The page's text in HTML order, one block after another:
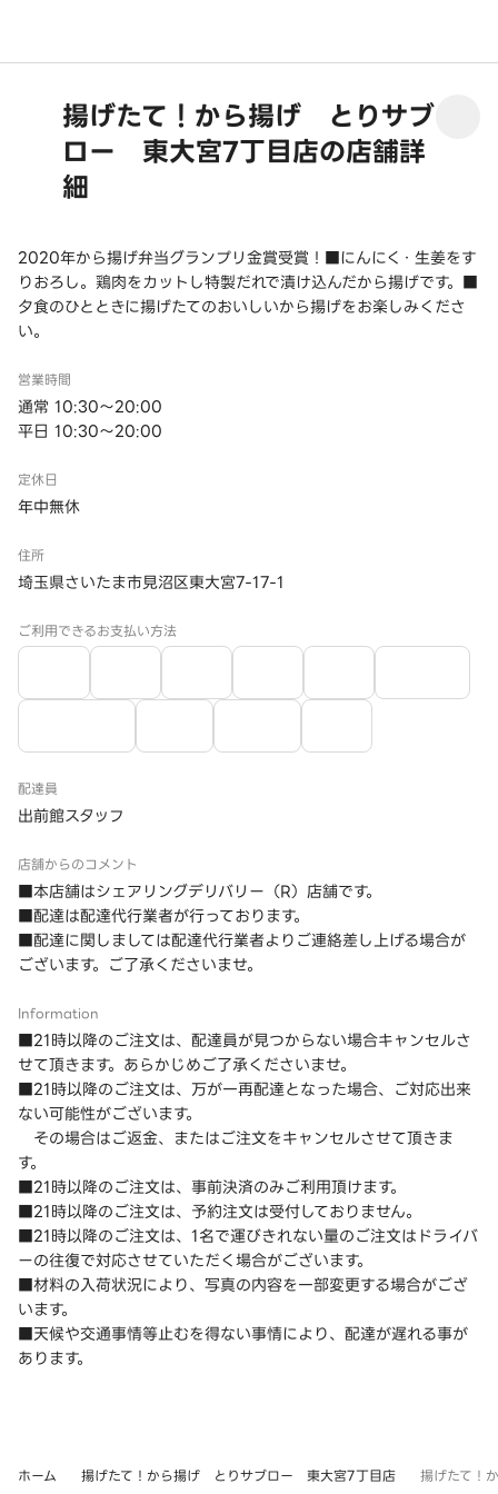
揚げたて！から揚げ とりサブ
ロー 東大宮7丁目店の店舗詳
細
2020年から揚げ弁当グランプリ金賞受賞！■にんにく・生姜をす
りおろし。鶏肉をカットし特製だれで漬け込んだから揚げです。■
夕食のひとときに揚げたてのおいしいから揚げをお楽しみくださ
い。
営業時間
通常 10:30～20:00
平日 10:30～20:00
定休日
年中無休
住所
埼玉県さいたま市見沼区東大宮7-17-1
ご利用できるお支払い方法
配達員
出前館スタッフ
店舗からのコメント
■本店舗はシェアリングデリバリー（R）店舗です。
■配達は配達代行業者が行っております。
■配達に関しましては配達代行業者よりご連絡差し上げる場合が
ございます。ご了承くださいませ。
Information
■21時以降のご注文は、配達員が見つからない場合キャンセルさ
せて頂きます。あらかじめご了承くださいませ。
■21時以降のご注文は、万が一再配達となった場合、ご対応出来
ない可能性がございます。
その場合はご返金、またはご注文をキャンセルさせて頂きま
す。
■21時以降のご注文は、事前決済のみご利用頂けます。
■21時以降のご注文は、予約注文は受付しておりません。
■21時以降のご注文は、1名で運びきれない量のご注文はドライバ
ーの往復で対応させていただく場合がございます。
■材料の入荷状況により、写真の内容を一部変更する場合がござ
います。
■天候や交通事情等止むを得ない事情により、配達が遅れる事が
あります。
ホーム 揚げたて！から揚げ とりサブロー 東大宮7丁目店 揚げたて！